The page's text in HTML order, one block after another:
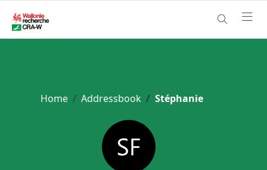
Home Addressbook Stéphanie